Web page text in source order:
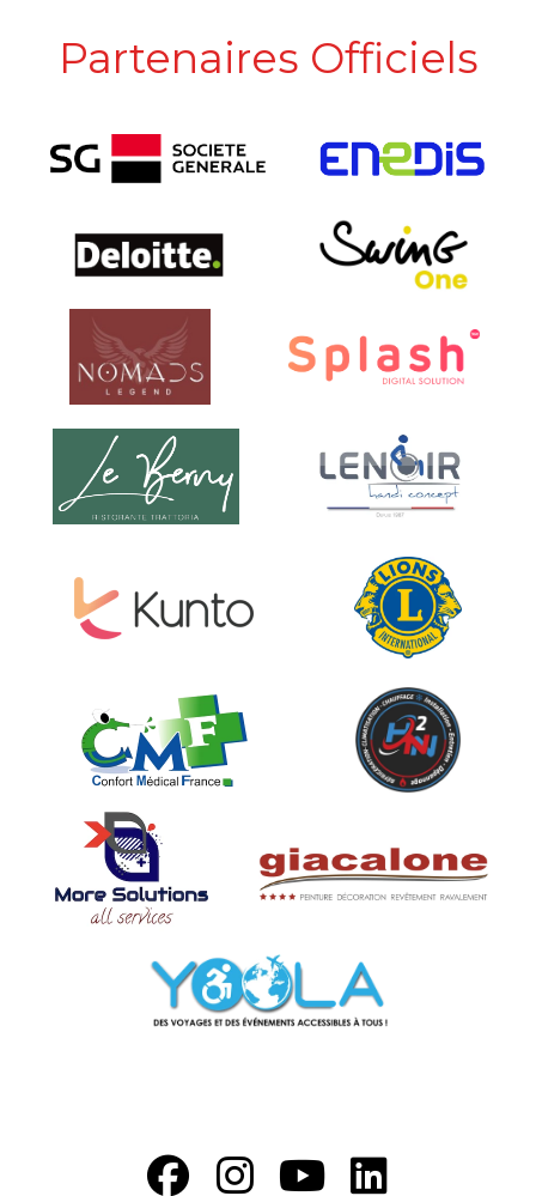
Partenaires Officiels